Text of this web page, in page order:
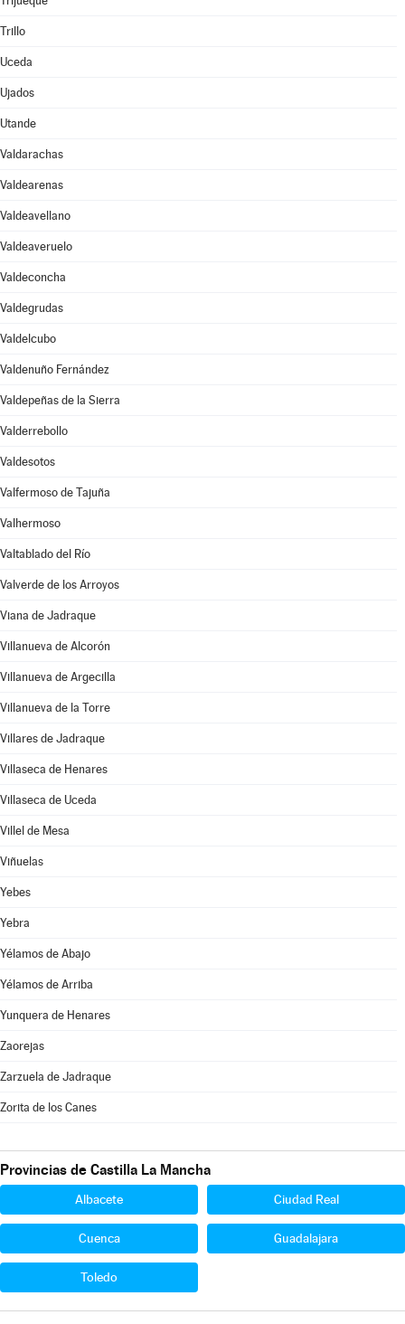
Trillo
Uceda
Ujados
Utande
Valdarachas
Valdearenas
Valdeavellano
Valdeaveruelo
Valdeconcha
Valdegrudas
Valdelcubo
Valdenuño Fernández
Valdepeñas de la Sierra
Valderrebollo
Valdesotos
Valfermoso de Tajuña
Valhermoso
Valtablado del Río
Valverde de los Arroyos
Viana de Jadraque
Villanueva de Alcorón
Villanueva de Argecilla
Villanueva de la Torre
Villares de Jadraque
Villaseca de Henares
Villaseca de Uceda
Villel de Mesa
Viñuelas
Yebes
Yebra
Yélamos de Abajo
Yélamos de Arriba
Yunquera de Henares
Zaorejas
Zarzuela de Jadraque
Zorita de los Canes
Provincias de Castilla La Mancha
Albacete Ciudad Real
Cuenca Guadalajara
Toledo